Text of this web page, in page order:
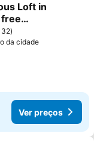
favoritos
Loft in
32
da cidade
Ver preços